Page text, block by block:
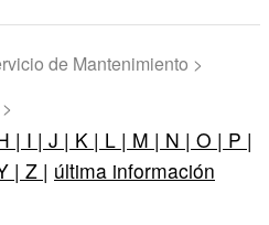
de Mantenimiento >
| I | J | K | L | M | N | O | P |
| Z | última información